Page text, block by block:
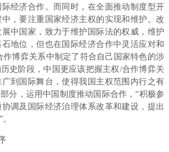
经济合作。而同时，在全面推动制度型开
，要注重国家经济主权的实现和维护。改
中国家，致力于维护国际法的权威，维护
地位，但也在国际经济合作中灵活应对和
博弈关系中制定了符合自己国家特色的涉
史阶段，中国更应该把握主权/合作博弈关
到国际舞台，使得我国主权范围内行之有
分，运用中国制度推动国际合作，“积极参
调及国际经济治理体系改革和建设，提出